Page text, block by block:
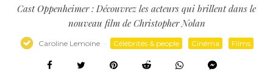
Cast Oppenheimer : Découvrez les acteurs qui brillent dans le
nouveau film de Christopher Nolan
Caroline Lemoine · Célébrités & people Cinéma Films